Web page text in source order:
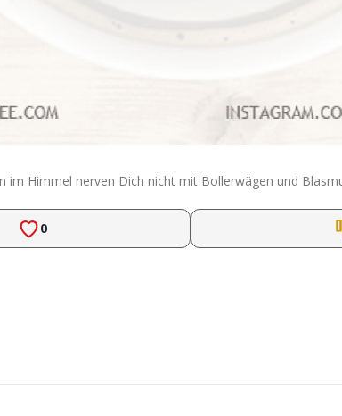
im Himmel nerven Dich nicht mit Bollerwägen und
0